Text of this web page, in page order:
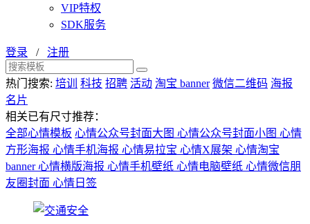
VIP特权
SDK服务
登录 / 注册
热门搜索: 培训 科技 招聘 活动 淘宝 banner 微信二维码 海报
名片
相关已有尺寸推荐：
全部心情模板 心情公众号封面大图 心情公众号封面小图 心情
方形海报 心情手机海报 心情易拉宝 心情X展架 心情淘宝
banner心情横版海报 心情手机壁纸 心情电脑壁纸 心情微信朋
友圈封面 心情日签